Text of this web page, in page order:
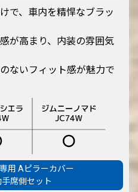
で、車内を精悍なブラッ
が高まり、内装の雰囲気
ないフィット感が魅力で
用 Aピラーカバー
席側セット